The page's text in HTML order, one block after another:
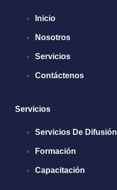
Inicio
Nosotros
Servicios
Contáctenos
Servicios
Servicios De Difusión
Formación
Capacitación